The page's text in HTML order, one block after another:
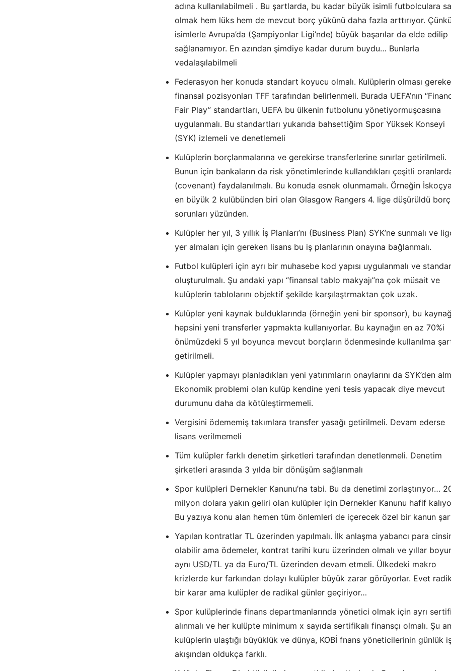
adına kullanılabilmeli . Bu şartlarda, bu kadar büyük isimli futbolculara
olmak hem lüks hem de mevcut borç yükünü daha fazla arttırıyor.
isimlerle Avrupa’da (Şampiyonlar Ligi’nde) büyük başarılar da elde
sağlanamıyor. En azından şimdiye kadar durum buydu… Bunlarla
vedalaşılabilmeli
Federasyon her konuda standart koyucu olmalı. Kulüplerin olması
finansal pozisyonları TFF tarafından belirlenmeli. Burada UEFA’nın
Fair Play” standartları, UEFA bu ülkenin futbolunu yönetiyormuşcasına
uygulanmalı. Bu standartları yukarıda bahsettiğim Spor Yüksek Konseyi
(SYK) izlemeli ve denetlemeli
Kulüplerin borçlanmalarına ve gerekirse transferlerine sınırlar getirilmeli.
Bunun için bankaların da risk yönetimlerinde kullandıkları çeşitli
(covenant) faydalanılmalı. Bu konuda esnek olunmamalı. Örneğin
en büyük 2 kulübünden biri olan Glasgow Rangers 4. lige düşürüldü borç
sorunları yüzünden.
Kulüpler her yıl, 3 yıllık İş Planları’nı (Business Plan) SYK’ne sunmalı ve
yer almaları için gereken lisans bu iş planlarının onayına bağlanmalı.
Futbol kulüpleri için ayrı bir muhasebe kod yapısı uygulanmalı ve
oluşturulmalı. Şu andaki yapı “finansal tablo makyajı”na çok müsait ve
kulüplerin tablolarını objektif şekilde karşılaştrmaktan çok uzak.
Kulüpler yeni kaynak bulduklarında (örneğin yeni bir sponsor), bu
hepsini yeni transferler yapmakta kullanıyorlar. Bu kaynağın en az 70%i
önümüzdeki 5 yıl boyunca mevcut borçların ödenmesinde kullanılma
getirilmeli.
Kulüpler yapmayı planladıkları yeni yatırımların onaylarını da SYK’den
Ekonomik problemi olan kulüp kendine yeni tesis yapacak diye mevcut
durumunu daha da kötüleştirmemeli.
Vergisini ödememiş takımlara transfer yasağı getirilmeli. Devam ederse
lisans verilmemeli
Tüm kulüpler farklı denetim şirketleri tarafından denetlenmeli. Denetim
şirketleri arasında 3 yılda bir dönüşüm sağlanmalı
Spor kulüpleri Dernekler Kanunu’na tabi. Bu da denetimi zorlaştırıyor…
milyon dolara yakın geliri olan kulüpler için Dernekler Kanunu hafif
Bu yazıya konu alan hemen tüm önlemleri de içerecek özel bir kanun
Yapılan kontratlar TL üzerinden yapılmalı. İlk anlaşma yabancı para
olabilir ama ödemeler, kontrat tarihi kuru üzerinden olmalı ve yıllar
aynı USD/TL ya da Euro/TL üzerinden devam etmeli. Ülkedeki makro
krizlerde kur farkından dolayı kulüpler büyük zarar görüyorlar. Evet
bir karar ama kulüpler de radikal günler geçiriyor…
Spor kulüplerinde finans departmanlarında yönetici olmak için ayrı
alınmalı ve her kulüpte minimum x sayıda sertifikalı finansçı olmalı. Şu
kulüplerin ulaştığı büyüklük ve dünya, KOBİ fnans yöneticilerinin günlük
akışından oldukça farklı.